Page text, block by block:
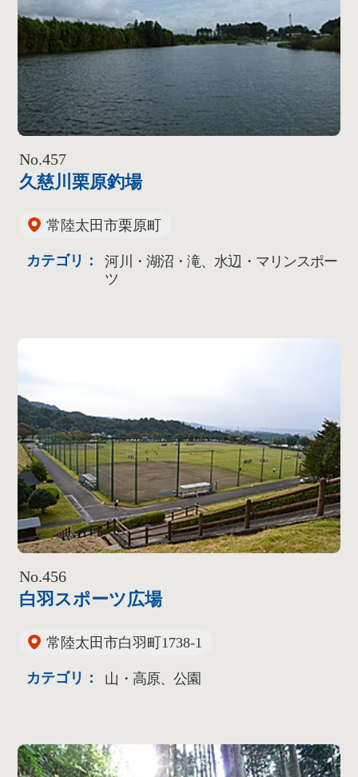
No.457
久慈川栗原釣場
常陸太田市栗原町
カテゴリ：
河川・湖沼・滝、水辺・マリンスポー
ツ
No.456
白羽スポーツ広場
常陸太田市白羽町1738-1
カテゴリ： 山・高原、公園